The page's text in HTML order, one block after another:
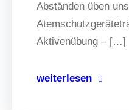
Abständen üben
Aktivenübung – […]
weiterlesen